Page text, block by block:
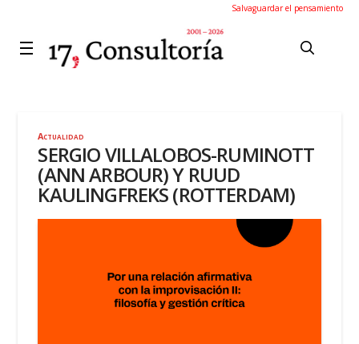
Salvaguardar el pensamiento
Actualidad
SERGIO VILLALOBOS-RUMINOTT
(ANN ARBOUR) Y RUUD
KAULINGFREKS (ROTTERDAM)